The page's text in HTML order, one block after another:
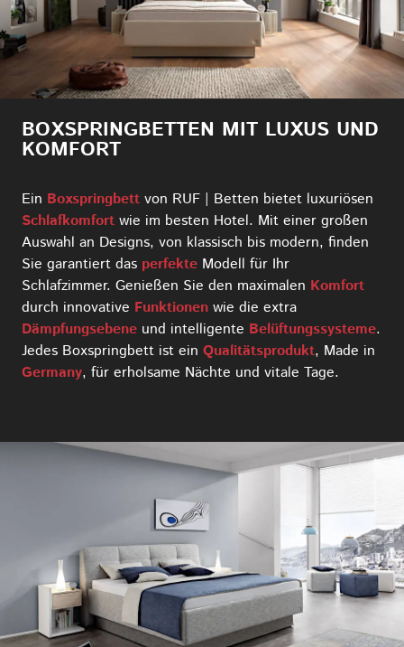
BOXSPRINGBETTEN MIT LUXUS UND
KOMFORT
Ein Boxspringbett von RUF | Betten bietet luxuriösen
Schlafkomfort wie im besten Hotel. Mit einer großen
Auswahl an Designs, von klassisch bis modern, finden
Sie garantiert das perfekte Modell für Ihr
Schlafzimmer. Genießen Sie den maximalen Komfort
durch innovative Funktionen wie die extra
Dämpfungsebene und intelligente Belüftungssysteme.
Jedes Boxspringbett ist ein Qualitätsprodukt, Made in
Germany, für erholsame Nächte und vitale Tage.